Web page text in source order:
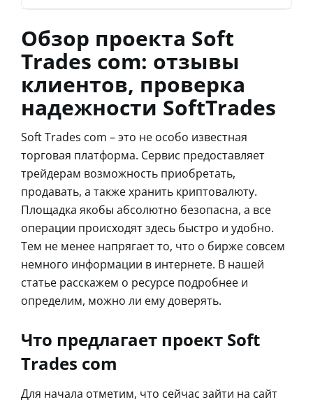
Обзор проекта Soft
Trades com: отзывы
клиентов, проверка
надежности SoftTrades
Soft Trades com – это не особо известная
торговая платформа. Сервис предоставляет
трейдерам возможность приобретать,
продавать, а также хранить криптовалюту.
Площадка якобы абсолютно безопасна, а все
операции происходят здесь быстро и удобно.
Тем не менее напрягает то, что о бирже совсем
немного информации в интернете. В нашей
статье расскажем о ресурсе подробнее и
определим, можно ли ему доверять.
Что предлагает проект Soft
Trades com
Для начала отметим, что сейчас зайти на сайт